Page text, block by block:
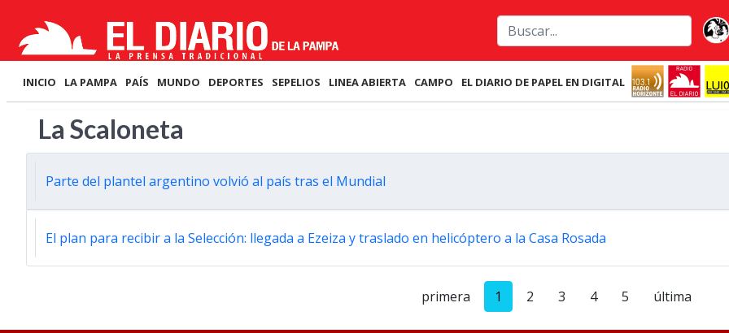
INICIO LA PAMPA PAÍS MUNDO DEPORTES SEPELIOS LINEA ABIERTA CAMPO EL DIARIO DE PAPEL EN DIGITAL
La Scaloneta
Parte del plantel argentino volvió al país tras el Mundial
El plan para recibir a la Selección: llegada a Ezeiza y traslado en helicóptero a la Casa Rosada
primera 1 2 3 4 5 última